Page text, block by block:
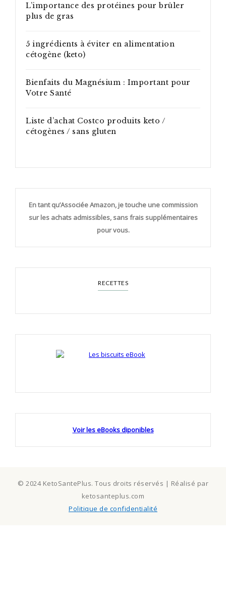
L’importance des protéines pour brûler
plus de gras
5 ingrédients à éviter en alimentation
cétogène (keto)
Bienfaits du Magnésium : Important pour
Votre Santé
Liste d’achat Costco produits keto /
cétogènes / sans gluten
En tant qu’Associée Amazon, je touche une commission
sur les achats admissibles, sans frais supplémentaires
pour vous.
RECETTES
Voir les eBooks diponibles
© 2024 KetoSantePlus. Tous droits réservés | Réalisé par
ketosanteplus.com
Politique de confidentialité